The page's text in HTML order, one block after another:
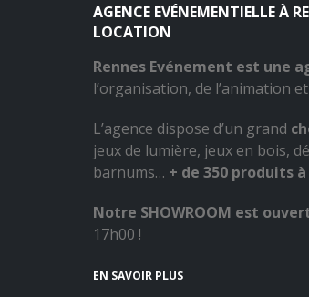
AGENCE EVÉNEMENTIELLE À
LOCATION
Rennes Evénement est une
l’organisation, de l’animation
L’agence dispose d’un grand
jeux de lumière, jeux en bois,
barnums… + de 350 produits
Notre SHOWROOM est
17h00 !
EN SAVOIR PLUS